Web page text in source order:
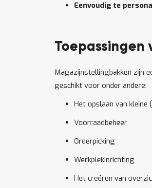
Eenvoudig te
Toepassingen
Magazijnstellingbakken zijn
geschikt voor onder andere:
Het opslaan van kleine
Voorraadbeheer
Orderpicking
Werkplekinrichting
Het creëren van